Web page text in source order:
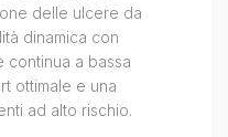
delle ulcere da
dinamica con
continua a bassa
ottimale e una
ad alto rischio.